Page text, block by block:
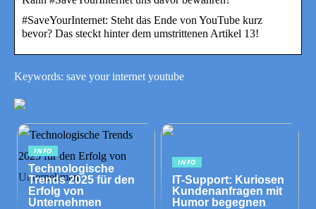
#SaveYourInternet: Steht das Ende von YouTube kurz
bevor? Das steckt hinter dem umstrittenen Artikel 13!
Keywords: save your internet youtube
INFO
Technologische
Trends 2025 für den
Erfolg von
Unternehmen
INFO
IT-Support: Kuriosen
Kundenanfragen mit
Humor begegnen